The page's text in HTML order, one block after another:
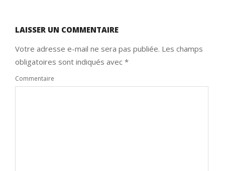
LAISSER UN COMMENTAIRE
Votre adresse e-mail ne sera pas publiée. Les champs
obligatoires sont indiqués avec *
Commentaire